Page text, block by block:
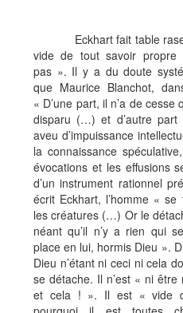
Eckhart fait table rase :
vide de tout savoir propre
pas ». Il y a du doute
que Maurice Blanchot,
« D’une part, il n’a de
disparu (…) et d’autre
aveu d’impuissance
la connaissance
évocations et les effusions
d’un instrument rationnel
écrit Eckhart, l’homme «
les créatures (…) Or le
néant qu’il n’y a rien qui
place en lui, hormis Dieu ».
Dieu n’étant ni ceci ni cela
se détache. Il n’est « ni
et cela ! ». Il est « vide